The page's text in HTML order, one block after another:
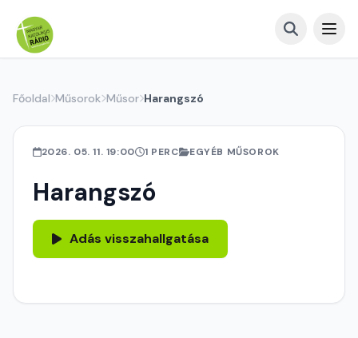
Főoldal Műsorok Műsor Harangszó
2026. 05. 11. 19:00 1 PERC EGYÉB MŰSOROK
Harangszó
Adás visszahallgatása